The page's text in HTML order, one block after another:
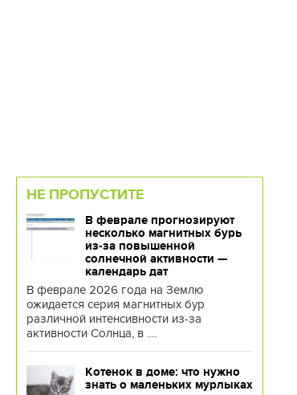
НЕ ПРОПУСТИТЕ
В феврале прогнозируют
несколько магнитных бурь
из-за повышенной
солнечной активности —
календарь дат
В феврале 2026 года на Землю
ожидается серия магнитных бур
различной интенсивности из-за
активности Солнца, в ....
Котенок в доме: что нужно
знать о маленьких мурлыках